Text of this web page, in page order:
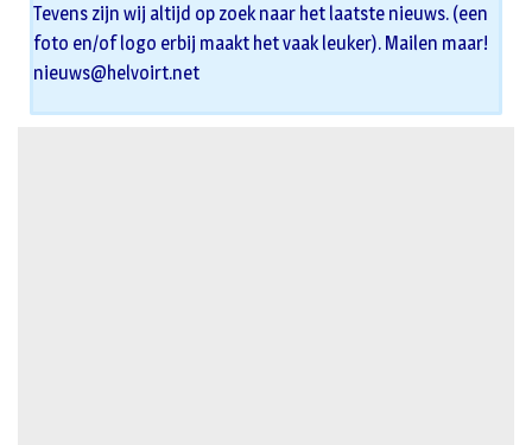
Tevens zijn wij altijd op zoek naar het laatste nieuws. (een
foto en/of logo erbij maakt het vaak leuker). Mailen maar!
nieuws@helvoirt.net